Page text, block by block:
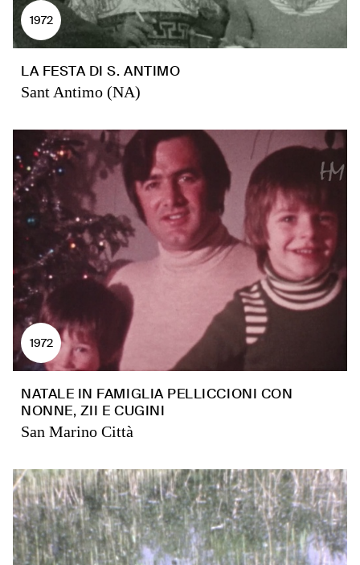
1972
LA FESTA DI S. ANTIMO
Sant Antimo (NA)
1972
NATALE IN FAMIGLIA PELLICCIONI CON
NONNE, ZII E CUGINI
San Marino Città